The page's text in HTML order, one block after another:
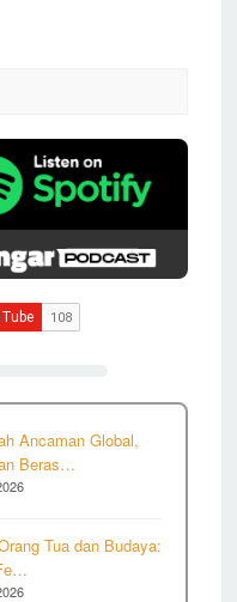
Ancaman Global,
Beras…
Tua dan Budaya: